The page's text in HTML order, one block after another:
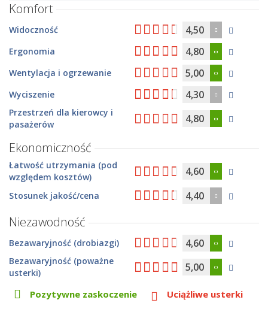
Komfort
Widoczność 4,50
Ergonomia 4,80
Wentylacja i ogrzewanie 5,00
Wyciszenie 4,30
Przestrzeń dla kierowcy i
pasażerów
4,80
Ekonomiczność
Łatwość utrzymania (pod
względem kosztów)
4,60
Stosunek jakość/cena 4,40
Niezawodność
Bezawaryjność (drobiazgi) 4,60
Bezawaryjność (poważne
usterki)
5,00
Pozytywne zaskoczenie Uciążliwe usterki